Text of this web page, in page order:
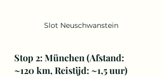
Slot Neuschwanstein
Stop 2: München (Afstand:
~120 km, Reistijd: ~1,5 uur)